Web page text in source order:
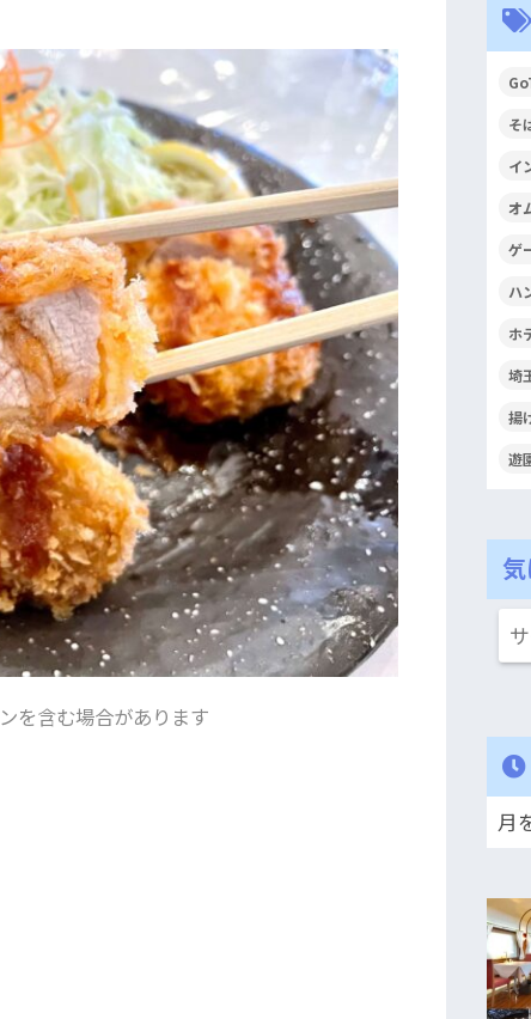
を含む場合があります
そ
イ
オ
ゲ
ハ
ホ
埼
揚
遊